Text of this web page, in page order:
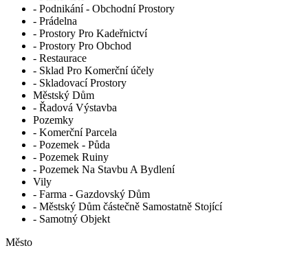
- Podnikání - Obchodní Prostory
- Prádelna
- Prostory Pro Kadeřnictví
- Prostory Pro Obchod
- Restaurace
- Sklad Pro Komerční účely
- Skladovací Prostory
Městský Dům
- Řadová Výstavba
Pozemky
- Komerční Parcela
- Pozemek - Půda
- Pozemek Ruiny
- Pozemek Na Stavbu A Bydlení
Vily
- Farma - Gazdovský Dům
- Městský Dům částečně Samostatně Stojící
- Samotný Objekt
Město